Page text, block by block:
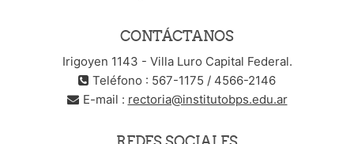
CONTÁCTANOS
Irigoyen 1143 - Villa Luro Capital Federal.
Teléfono : 567-1175 / 4566-2146
E-mail : rectoria@institutobps.edu.ar